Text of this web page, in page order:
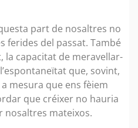
part de nosaltres no
ferides del passat. També
la capacitat de meravellar-
que, sovint,
mesura que ens fèiem
que créixer no hauria
nosaltres mateixos.